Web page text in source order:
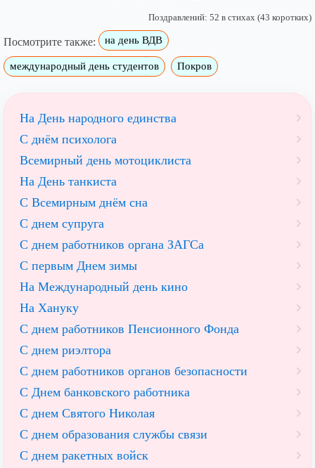
Поздравлений: 52 в стихах (43 коротких)
Посмотрите также: на день ВДВ
международный день студентов Покров
На День народного единства
С днём психолога
Всемирный день мотоциклиста
На День танкиста
С Всемирным днём сна
С днем супруга
С днем работников органа ЗАГСа
С первым Днем зимы
На Международный день кино
На Хануку
С днем работников Пенсионного Фонда
С днем риэлтора
С днем работников органов безопасности
С Днем банковского работника
С днем Святого Николая
С днем образования службы связи
С днем ракетных войск